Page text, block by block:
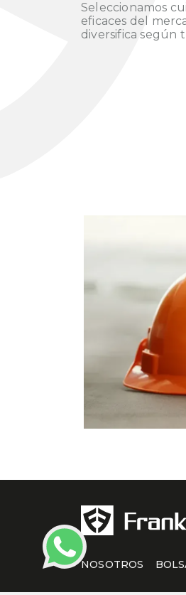
Seleccionamos
eficaces del
diversifica según
NOSOTROS